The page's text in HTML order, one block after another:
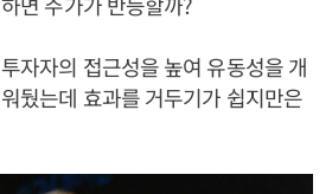
자자의 접근성을 높여 유동성을 개
뒀는데 효과를 거두기가 쉽지만은